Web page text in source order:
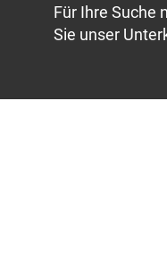
Für Ihre Suche
Sie unser